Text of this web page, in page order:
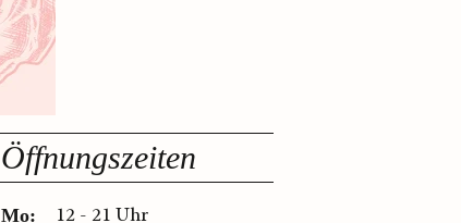
Öffnungszeiten
Mo: 12 - 21 Uhr